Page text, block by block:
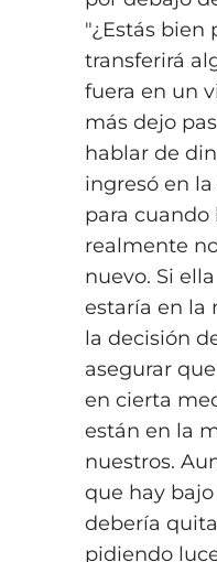
"¿Estás bien
transferirá
fuera en un
más dejo
hablar de
ingresó en
para cuando
realmente
nuevo. Si
estaría en la
la decisión
asegurar
en cierta
están en la
nuestros.
que hay
debería
pidiendo